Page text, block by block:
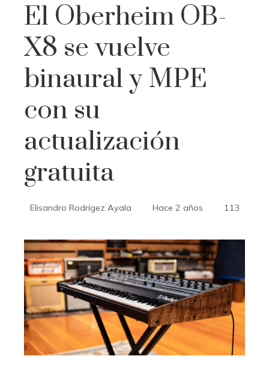
El Oberheim OB-
X8 se vuelve
binaural y MPE
con su
actualización
gratuita
Elisandro Rodrígez Ayala Hace 2 años 113